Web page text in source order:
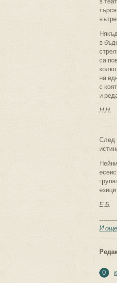
в
са
на
с
и
Н.Н.
След
Е.Б.
И
0